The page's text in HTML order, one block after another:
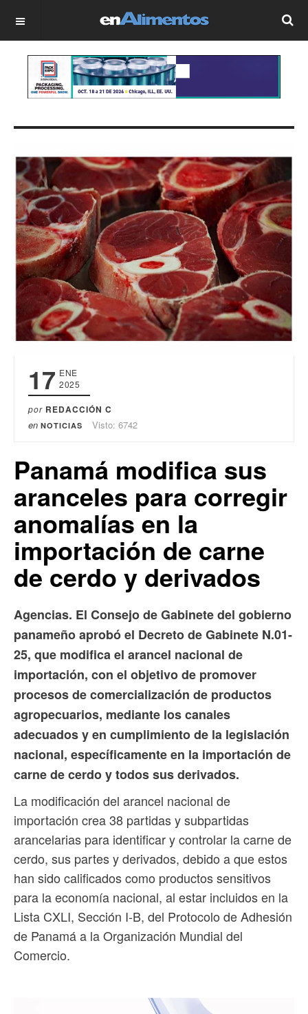
OFF CANVAS
17 ENE
2025
por REDACCIÓN C
en NOTICIAS Visto: 6742
Panamá modifica sus
aranceles para corregir
anomalías en la
importación de carne
de cerdo y derivados
Agencias. El Consejo de Gabinete del gobierno
panameño aprobó el Decreto de Gabinete N.01-
25, que modifica el arancel nacional de
importación, con el objetivo de promover
procesos de comercialización de productos
agropecuarios, mediante los canales
adecuados y en cumplimiento de la legislación
nacional, específicamente en la importación de
carne de cerdo y todos sus derivados.
La modificación del arancel nacional de
importación crea 38 partidas y subpartidas
arancelarias para identificar y controlar la carne de
cerdo, sus partes y derivados, debido a que estos
han sido calificados como productos sensitivos
para la economía nacional, al estar incluidos en la
Lista CXLI, Sección I-B, del Protocolo de Adhesión
de Panamá a la Organización Mundial del
Comercio.